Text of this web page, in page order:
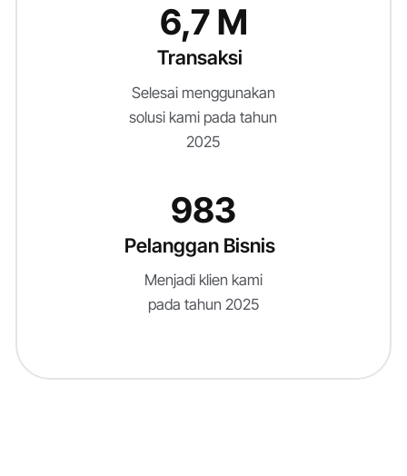
6,7 M
Transaksi
Selesai menggunakan
solusi kami pada tahun
2025
983
Pelanggan Bisnis
Menjadi klien kami
pada tahun 2025